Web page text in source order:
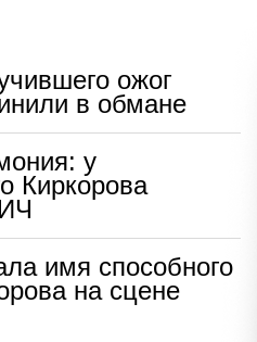
ожог
в обмане
у
Киркорова
имя способного
на сцене